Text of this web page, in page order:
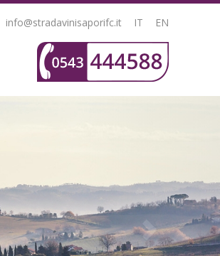
info@stradavinisaporifc.it IT EN